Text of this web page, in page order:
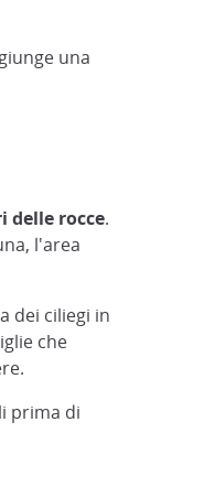
una
delle rocce.
l'area
dei ciliegi in
che
prima di